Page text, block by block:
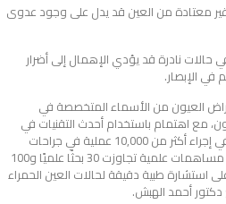
غير معتادة من العين قد يدل على وجود عدوى
حالات نادرة قد يؤدي الإهمال إلى أضرار
الإبصار.
العيون من الأسماء المتخصصة في
مع اهتمام باستخدام أحدث التقنيات في
الفحص والعلاج. يتمتع بخبرة عملية في إجراء أكثر من 10,000 عملية في جراحات
الماء الأبيض والماء الأزرق، إلى جانب مساهمات علمية تجاوزت 30 بحثًا علميًا و100
طبية دقيقة لحالات العين الحمراء
أحمد الهبش.